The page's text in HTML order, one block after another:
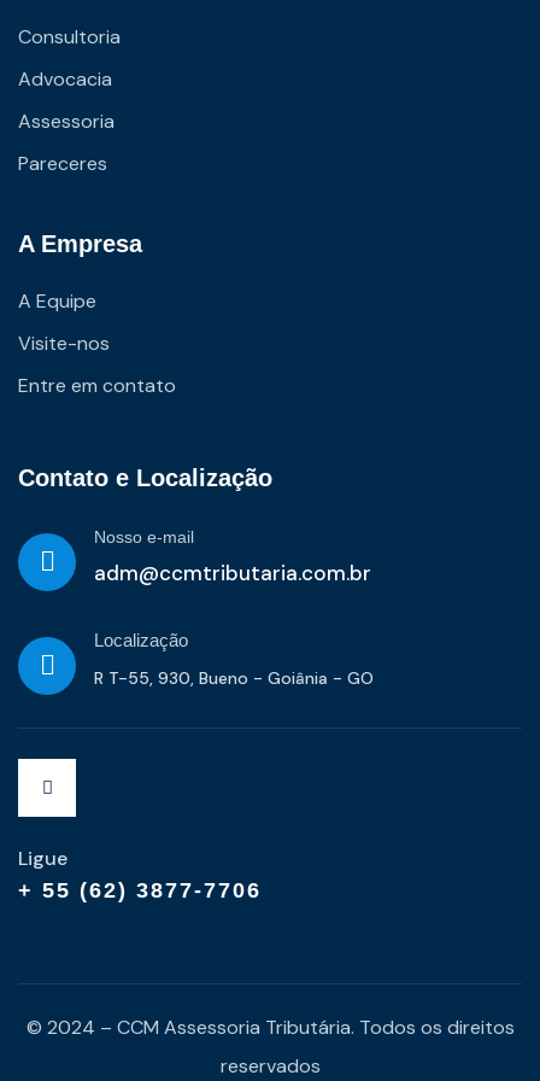
Consultoria
Advocacia
Assessoria
Pareceres
A Empresa
A Equipe
Visite-nos
Entre em contato
Contato e Localização
Nosso e-mail
adm@ccmtributaria.com.br
Localização
R T-55, 930, Bueno - Goiânia - GO
Ligue
+ 55 (62) 3877-7706
© 2024 – CCM Assessoria Tributária. Todos os direitos
reservados